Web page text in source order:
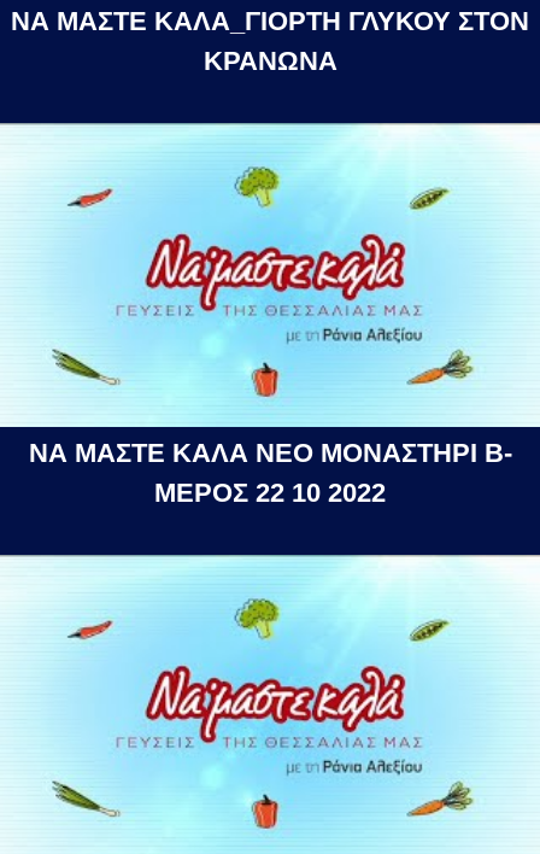
ΝΑ ΜΑΣΤΕ ΚΑΛΑ_ΓΙΟΡΤΗ ΓΛΥΚΟΥ ΣΤΟΝ
ΚΡΑΝΩΝΑ
ΝΑ ΜΑΣΤΕ ΚΑΛΑ ΝΕΟ ΜΟΝΑΣΤΗΡΙ Β-
ΜΕΡΟΣ 22 10 2022